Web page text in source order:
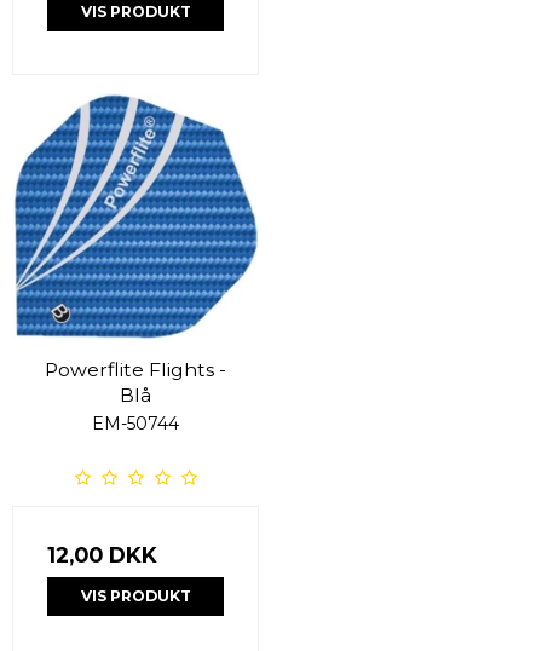
VIS PRODUKT
Powerflite Flights -
Blå
EM-50744
12,00 DKK
VIS PRODUKT